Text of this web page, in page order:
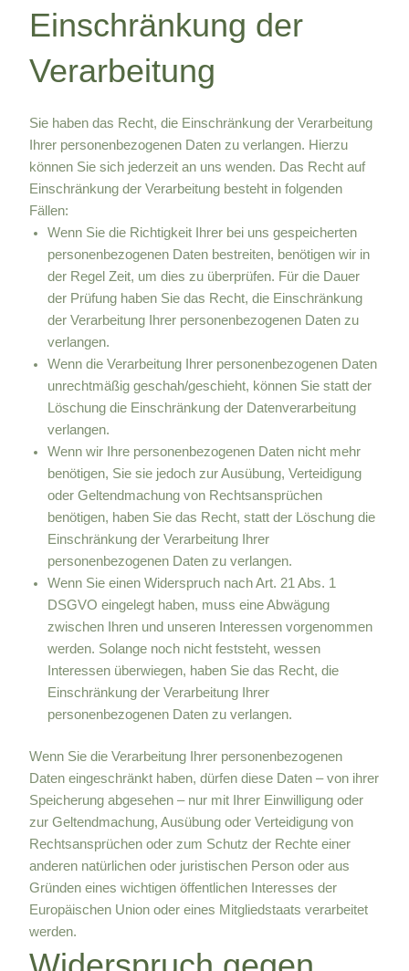
Einschränkung der
Verarbeitung
Sie haben das Recht, die Einschränkung der Verarbeitung
Ihrer personenbezogenen Daten zu verlangen. Hierzu
können Sie sich jederzeit an uns wenden. Das Recht auf
Einschränkung der Verarbeitung besteht in folgenden
Fällen:
Wenn Sie die Richtigkeit Ihrer bei uns gespeicherten
personenbezogenen Daten bestreiten, benötigen wir in
der Regel Zeit, um dies zu überprüfen. Für die Dauer
der Prüfung haben Sie das Recht, die Einschränkung
der Verarbeitung Ihrer personenbezogenen Daten zu
verlangen.
Wenn die Verarbeitung Ihrer personenbezogenen Daten
unrechtmäßig geschah/geschieht, können Sie statt der
Löschung die Einschränkung der Datenverarbeitung
verlangen.
Wenn wir Ihre personenbezogenen Daten nicht mehr
benötigen, Sie sie jedoch zur Ausübung, Verteidigung
oder Geltendmachung von Rechtsansprüchen
benötigen, haben Sie das Recht, statt der Löschung die
Einschränkung der Verarbeitung Ihrer
personenbezogenen Daten zu verlangen.
Wenn Sie einen Widerspruch nach Art. 21 Abs. 1
DSGVO eingelegt haben, muss eine Abwägung
zwischen Ihren und unseren Interessen vorgenommen
werden. Solange noch nicht feststeht, wessen
Interessen überwiegen, haben Sie das Recht, die
Einschränkung der Verarbeitung Ihrer
personenbezogenen Daten zu verlangen.
Wenn Sie die Verarbeitung Ihrer personenbezogenen
Daten eingeschränkt haben, dürfen diese Daten – von ihrer
Speicherung abgesehen – nur mit Ihrer Einwilligung oder
zur Geltendmachung, Ausübung oder Verteidigung von
Rechtsansprüchen oder zum Schutz der Rechte einer
anderen natürlichen oder juristischen Person oder aus
Gründen eines wichtigen öffentlichen Interesses der
Europäischen Union oder eines Mitgliedstaats verarbeitet
werden.